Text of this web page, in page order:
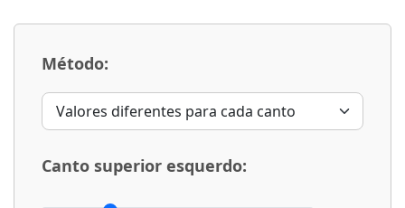
Método:
Canto superior esquerdo: